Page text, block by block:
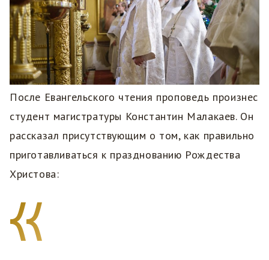
После Евангельского чтения проповедь произнес
студент магистратуры Константин Малакаев. Он
рассказал присутствующим о том, как правильно
приготавливаться к празднованию Рождества
Христова: